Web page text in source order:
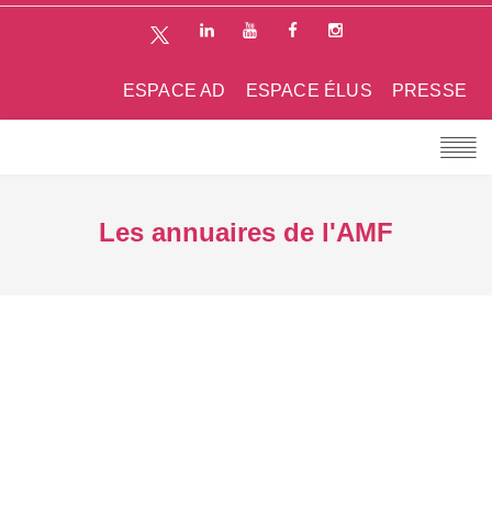
PRESSE
ESPACE ÉLUS
ESPACE AD
Les annuaires de l'AMF